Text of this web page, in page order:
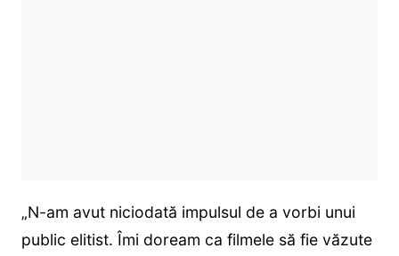
„N-am avut niciodată impulsul de a vorbi unui
public elitist. Îmi doream ca filmele să fie văzute